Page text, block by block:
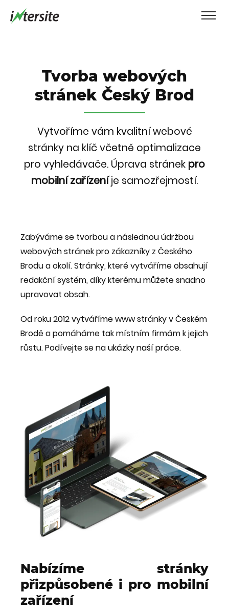
Tvorba webových
stránek Český Brod
Vytvoříme vám kvalitní webové
stránky na klíč včetně optimalizace
pro vyhledávače. Úprava stránek pro
mobilní zařízeníje samozřejmostí.
Zabýváme se tvorbou a následnou údržbou
webových stránek pro zákazníky z Českého
Brodu a okolí. Stránky, které vytváříme obsahují
redakční systém, díky kterému můžete snadno
upravovat obsah.
Od roku 2012 vytváříme www stránky v Českém
Brodě a pomáháme tak místním firmám k jejich
růstu. Podívejte se naukázky naší práce.
Nabízíme stránky
přizpůsobené i pro mobilní
zařízení